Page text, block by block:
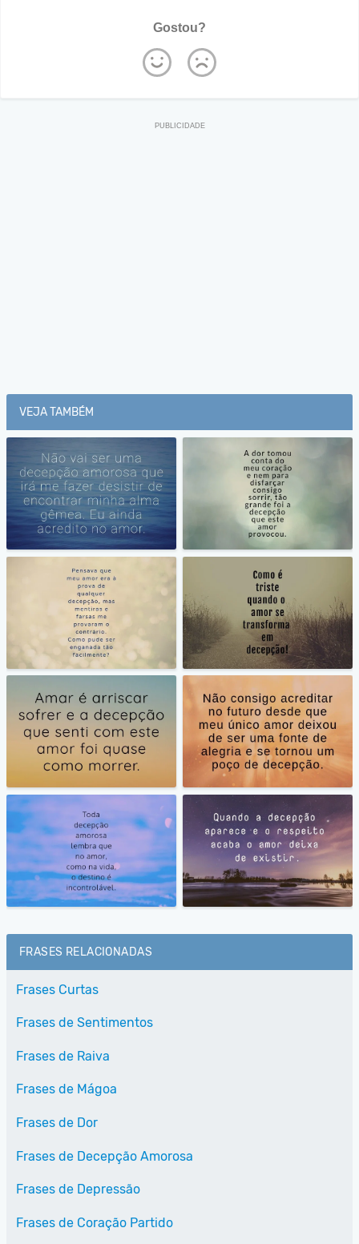
Gostou?
VEJA TAMBÉM
FRASES RELACIONADAS
Frases Curtas
Frases de Sentimentos
Frases de Raiva
Frases de Mágoa
Frases de Dor
Frases de Decepção Amorosa
Frases de Depressão
Frases de Coração Partido